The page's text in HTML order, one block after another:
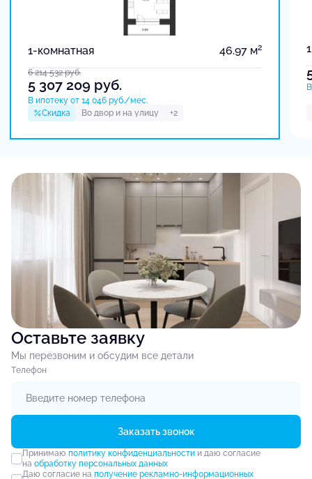
1-комнатная 46.97 м2
6 214 532руб.
5 307 209 руб.
В ипотеку от 14 046 руб./мес.
Скидка
Во двор и на улицу +2
Оставьте заявку
Мы перезвоним и обсудим все детали
Tелефон
Заказать звонок
Принимаю политику конфиденциальностии даю согласие
на обработку персональных данных
Даю согласие на получение рекламно-информационных